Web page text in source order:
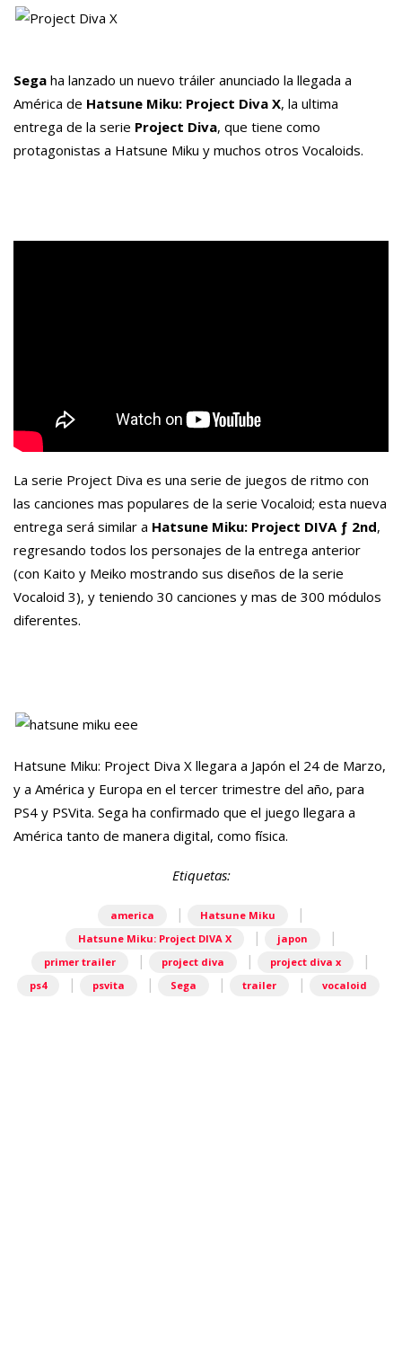
Sega ha lanzado un nuevo tráiler anunciado la llegada a
América de Hatsune Miku: Project Diva X, la ultima
entrega de la serie Project Diva, que tiene como
protagonistas a Hatsune Miku y muchos otros Vocaloids.
La serie Project Diva es una serie de juegos de ritmo con
las canciones mas populares de la serie Vocaloid; esta nueva
entrega será similar a Hatsune Miku: Project DIVA ƒ 2nd,
regresando todos los personajes de la entrega anterior
(con Kaito y Meiko mostrando sus diseños de la serie
Vocaloid 3), y teniendo 30 canciones y mas de 300 módulos
diferentes.
Hatsune Miku: Project Diva X llegara a Japón el 24 de Marzo,
y a América y Europa en el tercer trimestre del año, para
PS4 y PSVita. Sega ha confirmado que el juego llegara a
América tanto de manera digital, como física.
Etiquetas:
america | Hatsune Miku |
Hatsune Miku: Project DIVA X | japon |
primer trailer | project diva | project diva x |
ps4 | psvita | Sega | trailer | vocaloid